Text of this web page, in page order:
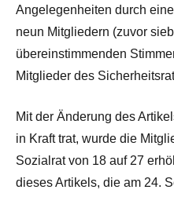
Angelegenheiten durch
neun Mitgliedern (zuvor
übereinstimmenden
Mitglieder des
Mit der Änderung des
in Kraft trat, wurde die
Sozialrat von 18 auf 27
dieses Artikels, die am 24.